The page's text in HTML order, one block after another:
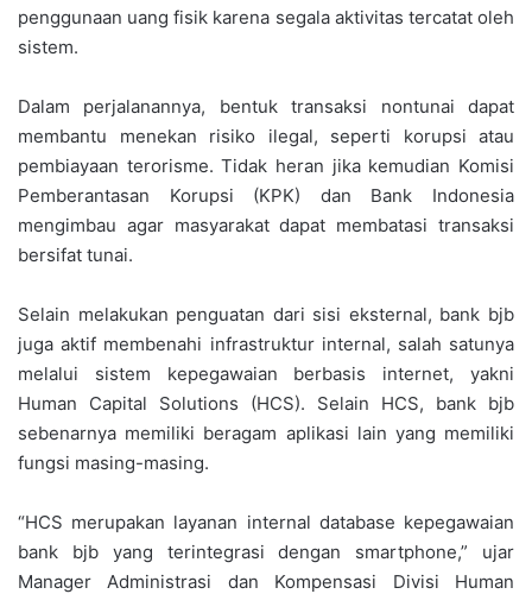
penggunaan uang fisik karena segala aktivitas tercatat oleh
sistem.
Dalam perjalanannya, bentuk transaksi nontunai dapat
membantu menekan risiko ilegal, seperti korupsi atau
pembiayaan terorisme. Tidak heran jika kemudian Komisi
Pemberantasan Korupsi (KPK) dan Bank Indonesia
mengimbau agar masyarakat dapat membatasi transaksi
bersifat tunai.
Selain melakukan penguatan dari sisi eksternal, bank bjb
juga aktif membenahi infrastruktur internal, salah satunya
melalui sistem kepegawaian berbasis internet, yakni
Human Capital Solutions (HCS). Selain HCS, bank bjb
sebenarnya memiliki beragam aplikasi lain yang memiliki
fungsi masing-masing.
“HCS merupakan layanan internal database kepegawaian
bank bjb yang terintegrasi dengan smartphone,” ujar
Manager Administrasi dan Kompensasi Divisi Human